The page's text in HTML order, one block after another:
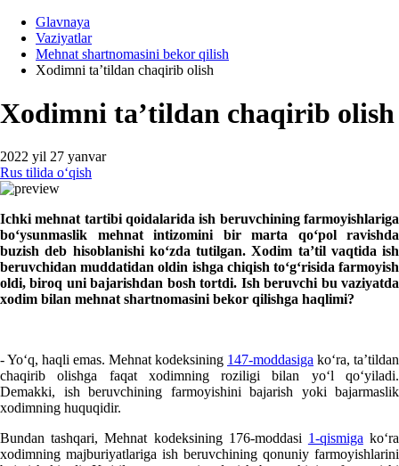
Glavnaya
Vaziyatlar
Mehnat shartnomasini bekor qilish
Xodimni ta’tildan chaqirib olish
Xodimni ta’tildan chaqirib olish
2022 yil 27 yanvar
Rus tilida oʻqish
Ichki mehnat tartibi qoidalarida ish beruvchining farmoyishlariga
boʻysunmaslik mehnat intizomini bir marta qoʻpol ravishda
buzish deb hisoblanishi koʻzda tutilgan. Xodim ta’til vaqtida ish
beruvchidan muddatidan oldin ishga chiqish toʻgʻrisida farmoyish
oldi, biroq uni bajarishdan bosh tortdi. Ish beruvchi bu vaziyatda
хodim bilan mehnat shartnomasini bekor qilishga haqlimi?
- Yoʻq, haqli emas. Mehnat kodeksining 147-moddasiga koʻra, ta’tildan
chaqirib olishga faqat хodimning roziligi bilan yoʻl qoʻyiladi.
Demakki, ish beruvchining farmoyishini bajarish yoki bajarmaslik
хodimning huquqidir.
Bundan tashqari, Mehnat kodeksining 176-moddasi 1-qismiga koʻra
хodimning majburiyatlariga ish beruvchining qonuniy farmoyishlarini